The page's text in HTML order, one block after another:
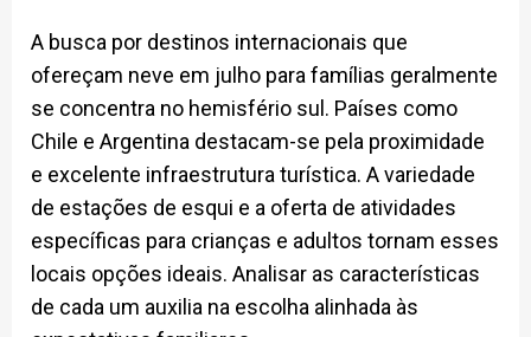
A busca por destinos internacionais que
ofereçam neve em julho para famílias geralmente
se concentra no hemisfério sul. Países como
Chile e Argentina destacam-se pela proximidade
e excelente infraestrutura turística. A variedade
de estações de esqui e a oferta de atividades
específicas para crianças e adultos tornam esses
locais opções ideais. Analisar as características
de cada um auxilia na escolha alinhada às